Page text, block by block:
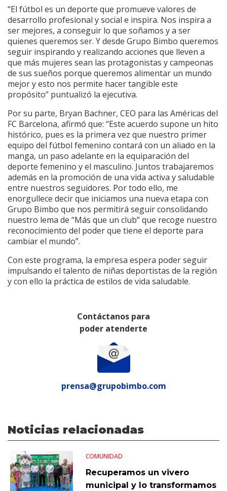
“El fútbol es un deporte que promueve valores de
desarrollo profesional y social e inspira. Nos inspira a
ser mejores, a conseguir lo que soñamos y a ser
quienes queremos ser. Y desde Grupo Bimbo queremos
seguir inspirando y realizando acciones que lleven a
que más mujeres sean las protagonistas y campeonas
de sus sueños porque queremos alimentar un mundo
mejor y esto nos permite hacer tangible este
propósito” puntualizó la ejecutiva.
Por su parte, Bryan Bachner, CEO para las Américas del
FC Barcelona, afirmó que: “Este acuerdo supone un hito
histórico, pues es la primera vez que nuestro primer
equipo del fútbol femenino contará con un aliado en la
manga, un paso adelante en la equiparación del
deporte femenino y el masculino. Juntos trabajaremos
además en la promoción de una vida activa y saludable
entre nuestros seguidores. Por todo ello, me
enorgullece decir que iniciamos una nueva etapa con
Grupo Bimbo que nos permitirá seguir consolidando
nuestro lema de “Más que un club” que recoge nuestro
reconocimiento del poder que tiene el deporte para
cambiar el mundo”.
Con este programa, la empresa espera poder seguir
impulsando el talento de niñas deportistas de la región
y con ello la práctica de estilos de vida saludable.
Contáctanos para
poder atenderte
prensa@grupobimbo.com
Noticias relacionadas
COMUNIDAD
Recuperamos un vivero
municipal y lo transformamos